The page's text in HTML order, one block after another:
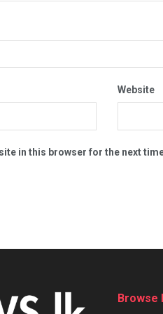
Website
in this browser for the next
Browse